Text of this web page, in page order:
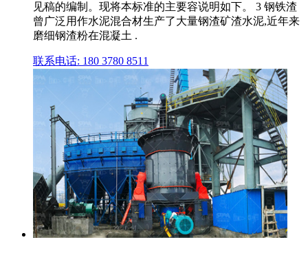
见稿的编制。现将本标准的主要容说明如下。 3 钢铁渣
曾广泛用作水泥混合材生产了大量钢渣矿渣水泥,近年来
磨细钢渣粉在混凝土 .
联系电话: 180 3780 8511